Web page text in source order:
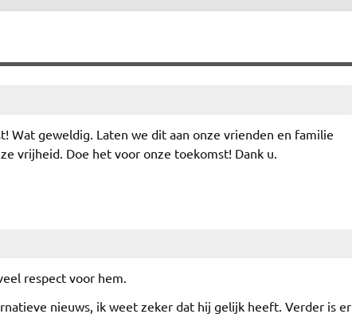
Wat geweldig. Laten we dit aan onze vrienden en familie
vrijheid. Doe het voor onze toekomst! Dank u.
respect voor hem.
nieuws, ik weet zeker dat hij gelijk heeft. Verder is er